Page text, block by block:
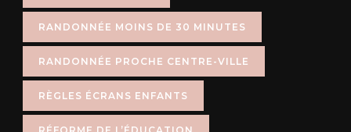
RANDONNÉE MOINS DE 30 MINUTES
RANDONNÉE PROCHE CENTRE-VILLE
RÈGLES ÉCRANS ENFANTS